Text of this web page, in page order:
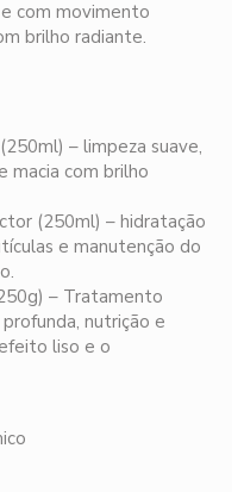
com movimento
brilho radiante.
– limpeza suave,
macia com brilho
(250ml) – hidratação
e manutenção do
– Tratamento
nutrição e
liso e o